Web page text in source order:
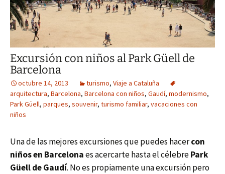
Excursión con niños al Park Güell de
Barcelona
octubre 14, 2013 turismo, Viaje a Cataluña
arquitectura, Barcelona, Barcelona con niños, Gaudí, modernismo,
Park Güell, parques, souvenir, turismo familiar, vacaciones con
niños
Una de las mejores excursiones que puedes hacercon
niños en Barcelonaes acercarte hasta el célebrePark
Güell de Gaudí. No es propiamente una excursión pero